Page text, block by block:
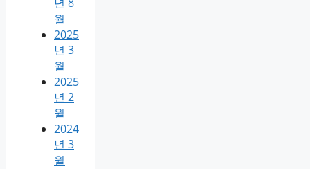
월
2025
년 3
월
2025
년 2
월
2024
년 3
월